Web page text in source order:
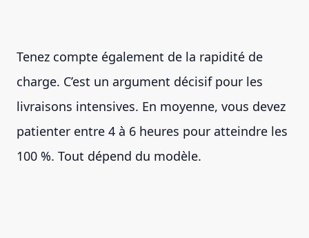
Tenez compte également de la rapidité de
charge. C’est un argument décisif pour les
livraisons intensives. En moyenne, vous devez
patienter entre 4 à 6 heures pour atteindre les
100 %. Tout dépend du modèle.